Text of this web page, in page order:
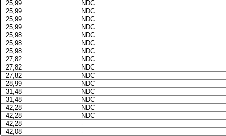
25,99
NDC
25,99
NDC
25,99
NDC
25,99
NDC
25,98
NDC
25,98
NDC
25,98
NDC
27,82
NDC
27,82
NDC
27,82
NDC
28,99
NDC
31,48
NDC
31,48
NDC
42,28
NDC
42,28
NDC
42,28
-
42,08
-